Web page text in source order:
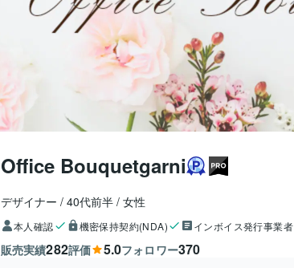
Office Bouquetgarni
デザイナー 40代前半 女性
本人確認 機密保持契約(NDA) インボイス発行事業者
販売実績282評価 5.0フォロワー370